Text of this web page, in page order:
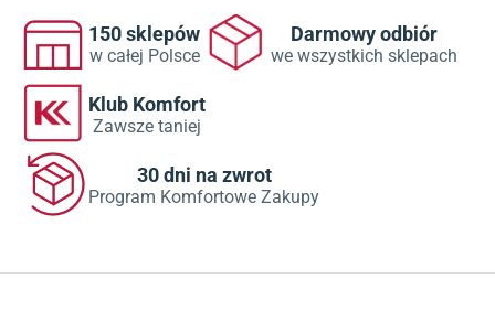
150 sklepów
w całej Polsce
Darmowy odbiór
we wszystkich sklepach
Klub Komfort
Zawsze taniej
30 dni na zwrot
Program Komfortowe Zakupy